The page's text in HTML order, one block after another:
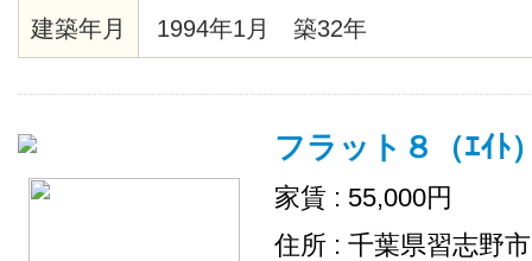
建築年月 1994年1月 築32年
フラット８（ｴｲﾄ
家賃 : 55,000円
住所 : 千葉県習志野